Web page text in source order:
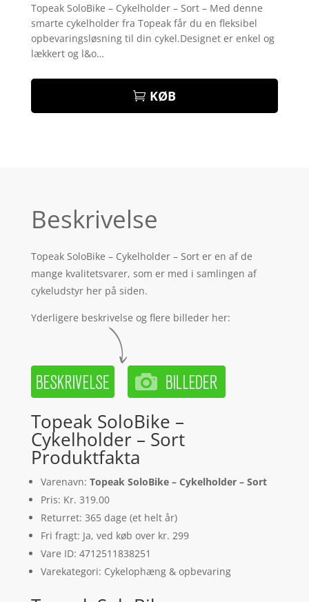
ud af 5
baseret
kundebedø
mmelser
Topeak SoloBike – Cykelholder – Sort – Med denne
smarte cykelholder fra Topeak får du en fleksibel
opbevaringsløsning til din cykel.Designet er enkel og
lækkert og l&o…
KØB
Beskrivelse
Topeak SoloBike – Cykelholder – Sort er en af de
mange kvalitetsvarer, som er med i samlingen af
cykeludstyr her på siden.
Yderligere beskrivelse og flere billeder her:
Topeak SoloBike –
Cykelholder – Sort
Produktfakta
Varenavn: Topeak SoloBike – Cykelholder – Sort
Pris: Kr. 319.00
Returret: 365 dage (et helt år)
Fri fragt: Ja, ved køb over kr. 299
Vare ID: 4712511838251
Varekategori: Cykelophæng & opbevaring